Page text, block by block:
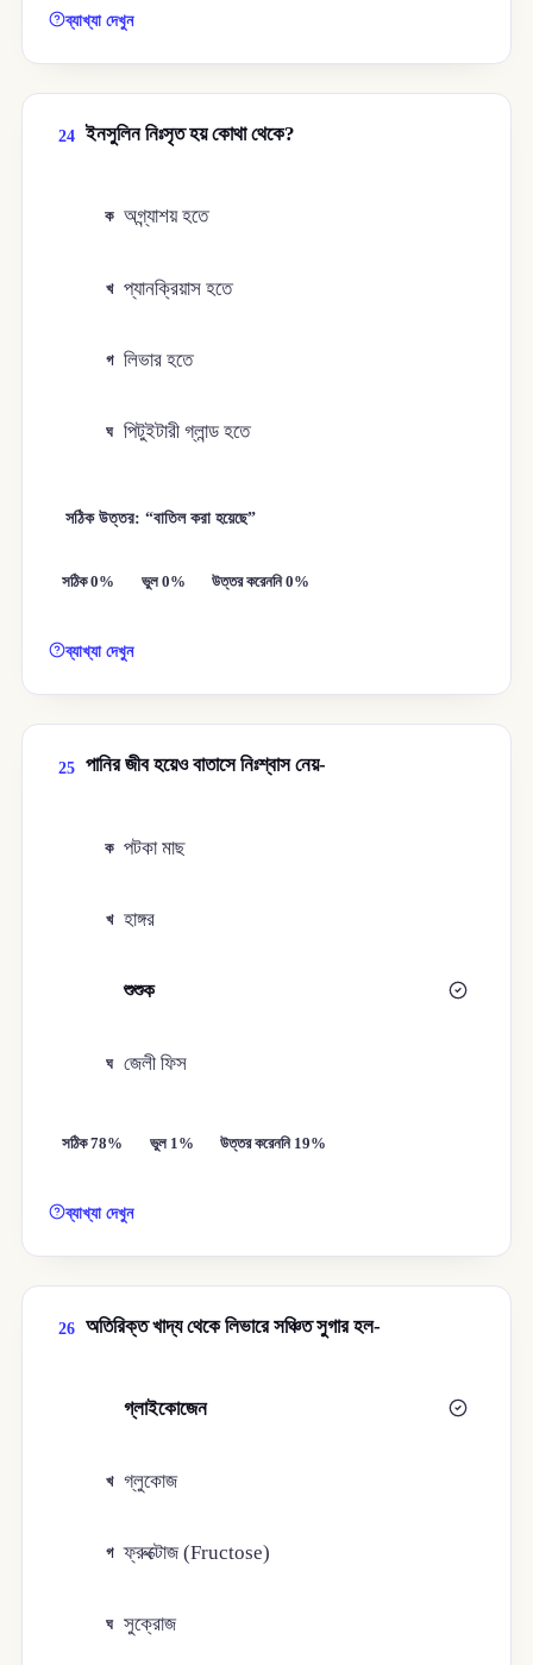
ব্যাখ্যা দেখুন
24 ইনসুলিন নিঃসৃত হয় কোথা থেকে?
ক অগ্ন্যাশয় হতে
খ প্যানক্রিয়াস হতে
গ লিভার হতে
ঘ পিটুইটারী গ্লান্ড হতে
সঠিক উত্তর: “বাতিল করা হয়েছে”
সঠিক 0% ভুল 0% উত্তর করেননি 0%
ব্যাখ্যা দেখুন
25 পানির জীব হয়েও বাতাসে নিঃশ্বাস নেয়-
ক পটকা মাছ
খ হাঙ্গর
শুশুক
ঘ জেলী ফিস
সঠিক 78% ভুল 1% উত্তর করেননি 19%
ব্যাখ্যা দেখুন
26 অতিরিক্ত খাদ্য থেকে লিভারে সঞ্চিত সুগার হল-
গ্লাইকোজেন
খ গ্লুকোজ
গ ফ্রুক্টোজ (Fructose)
ঘ সুক্রোজ